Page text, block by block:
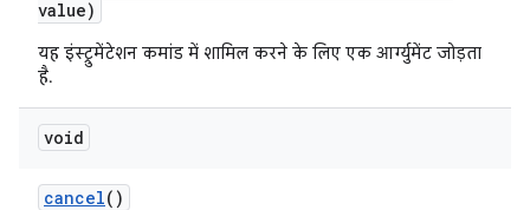
value)
यह इंस्ट्रुमेंटेशन कमांड में शामिल करने के लिए एक आर्ग्युमेंट जोड़ता
है.
void
cancel()